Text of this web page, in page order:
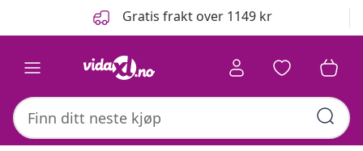
Gratis frakt over 1149 kr